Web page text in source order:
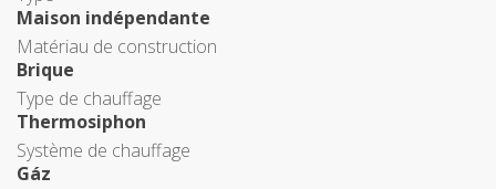
Maison indépendante
Matériau de construction
Brique
Type de chauffage
Thermosiphon
Système de chauffage
Gáz